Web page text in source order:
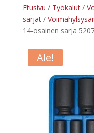
Etusivu / Työkalut/
sarjat/
14-osainen sarja
Ale!